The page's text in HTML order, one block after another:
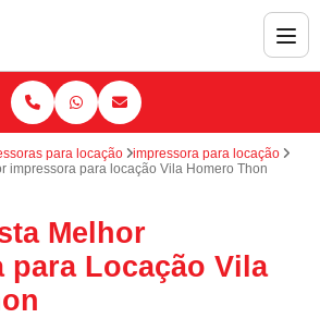
para locação
impressora para locação
impressora para locação Vila Homero Thon
Melhor
para Locação Vila